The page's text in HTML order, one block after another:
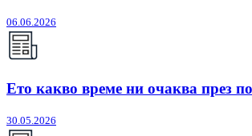
06.06.2026
Ето какво време ни очаква през
30.05.2026